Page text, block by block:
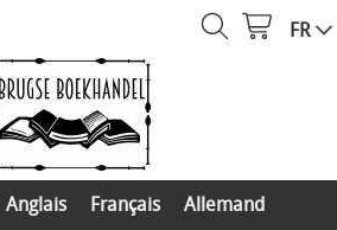
FR
Anglais Français
Allemand